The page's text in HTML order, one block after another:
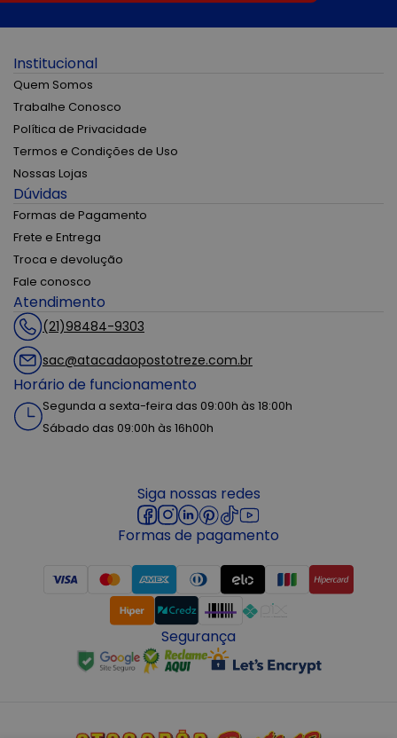
Institucional
Quem Somos
Trabalhe Conosco
Política de Privacidade
Termos e Condições de Uso
Nossas Lojas
Dúvidas
Formas de Pagamento
Frete e Entrega
Troca e devolução
Fale conosco
Atendimento
(21)98484-9303
sac@atacadaopostotreze.com.br
Horário de funcionamento
Segunda a sexta-feira das 09:00h às 18:00h
Sábado das 09:00h às 16h00h
Siga nossas redes
Formas de pagamento
Segurança